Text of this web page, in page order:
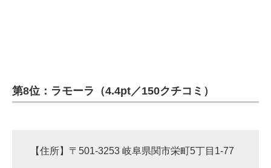
第8位：ラモーラ（4.4pt／150クチコミ）
【住所】〒501-3253 岐阜県関市栄町5丁目1-77